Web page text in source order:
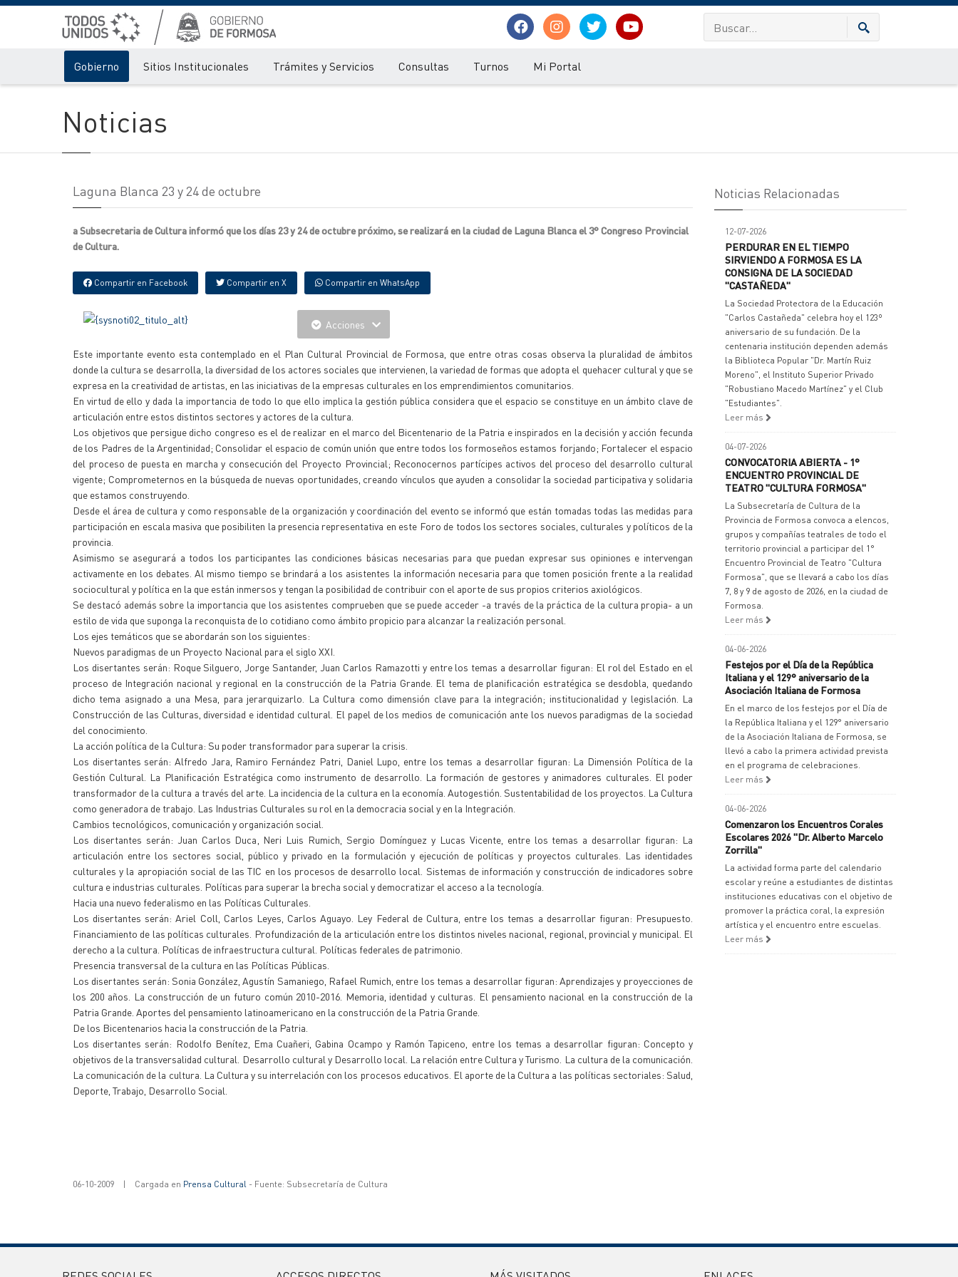
Gobierno Sitios Institucionales Trámites y Servicios Consultas Turnos Mi Portal
Noticias
Laguna Blanca 23 y 24 de octubre
a Subsecretaria de Cultura informó que los días 23 y 24 de octubre próximo, se realizará en la ciudad de Laguna Blanca el 3° Congreso Provincial
de Cultura.
Compartir en Facebook Compartir en X Compartir en WhatsApp
Acciones
Este importante evento esta contemplado en el Plan Cultural Provincial de Formosa, que entre otras cosas observa la pluralidad de ámbitos
donde la cultura se desarrolla, la diversidad de los actores sociales que intervienen, la variedad de formas que adopta el quehacer cultural y que se
expresa en la creatividad de artistas, en las iniciativas de la empresas culturales en los emprendimientos comunitarios.
En virtud de ello y dada la importancia de todo lo que ello implica la gestión pública considera que el espacio se constituye en un ámbito clave de
articulación entre estos distintos sectores y actores de la cultura.
Los objetivos que persigue dicho congreso es el de realizar en el marco del Bicentenario de la Patria e inspirados en la decisión y acción fecunda
de los Padres de la Argentinidad; Consolidar el espacio de común unión que entre todos los formoseños estamos forjando; Fortalecer el espacio
del proceso de puesta en marcha y consecución del Proyecto Provincial; Reconocernos partícipes activos del proceso del desarrollo cultural
vigente; Comprometernos en la búsqueda de nuevas oportunidades, creando vínculos que ayuden a consolidar la sociedad participativa y solidaria
que estamos construyendo.
Desde el área de cultura y como responsable de la organización y coordinación del evento se informó que están tomadas todas las medidas para
participación en escala masiva que posibiliten la presencia representativa en este Foro de todos los sectores sociales, culturales y políticos de la
provincia.
Asimismo se asegurará a todos los participantes las condiciones básicas necesarias para que puedan expresar sus opiniones e intervengan
activamente en los debates. Al mismo tiempo se brindará a los asistentes la información necesaria para que tomen posición frente a la realidad
sociocultural y política en la que están inmersos y tengan la posibilidad de contribuir con el aporte de sus propios criterios axiológicos.
Se destacó además sobre la importancia que los asistentes comprueben que se puede acceder -a través de la práctica de la cultura propia- a un
estilo de vida que suponga la reconquista de lo cotidiano como ámbito propicio para alcanzar la realización personal.
Los ejes temáticos que se abordarán son los siguientes:
Nuevos paradigmas de un Proyecto Nacional para el siglo XXI.
Los disertantes serán: Roque Silguero, Jorge Santander, Juan Carlos Ramazotti y entre los temas a desarrollar figuran: El rol del Estado en el
proceso de Integración nacional y regional en la construcción de la Patria Grande. El tema de planificación estratégica se desdobla, quedando
dicho tema asignado a una Mesa, para jerarquizarlo. La Cultura como dimensión clave para la integración; institucionalidad y legislación. La
Construcción de las Culturas, diversidad e identidad cultural. El papel de los medios de comunicación ante los nuevos paradigmas de la sociedad
del conocimiento.
La acción política de la Cultura: Su poder transformador para superar la crisis.
Los disertantes serán: Alfredo Jara, Ramiro Fernández Patri, Daniel Lupo, entre los temas a desarrollar figuran: La Dimensión Política de la
Gestión Cultural. La Planificación Estratégica como instrumento de desarrollo. La formación de gestores y animadores culturales. El poder
transformador de la cultura a través del arte. La incidencia de la cultura en la economía. Autogestión. Sustentabilidad de los proyectos. La Cultura
como generadora de trabajo. Las Industrias Culturales su rol en la democracia social y en la Integración.
Cambios tecnológicos, comunicación y organización social.
Los disertantes serán: Juan Carlos Duca, Neri Luis Rumich, Sergio Domínguez y Lucas Vicente, entre los temas a desarrollar figuran: La
articulación entre los sectores social, público y privado en la formulación y ejecución de políticas y proyectos culturales. Las identidades
culturales y la apropiación social de las TIC en los procesos de desarrollo local. Sistemas de información y construcción de indicadores sobre
cultura e industrias culturales. Políticas para superar la brecha social y democratizar el acceso a la tecnología.
Hacia una nuevo federalismo en las Políticas Culturales.
Los disertantes serán: Ariel Coll, Carlos Leyes, Carlos Aguayo. Ley Federal de Cultura, entre los temas a desarrollar figuran: Presupuesto.
Financiamiento de las políticas culturales. Profundización de la articulación entre los distintos niveles nacional, regional, provincial y municipal. El
derecho a la cultura. Políticas de infraestructura cultural. Políticas federales de patrimonio.
Presencia transversal de la cultura en las Políticas Públicas.
Los disertantes serán: Sonia González, Agustín Samaniego, Rafael Rumich, entre los temas a desarrollar figuran: Aprendizajes y proyecciones de
los 200 años. La construcción de un futuro común 2010-2016. Memoria, identidad y culturas. El pensamiento nacional en la construcción de la
Patria Grande. Aportes del pensamiento latinoamericano en la construcción de la Patria Grande.
De los Bicentenarios hacia la construcción de la Patria.
Los disertantes serán: Rodolfo Benítez, Ema Cuañeri, Gabina Ocampo y Ramón Tapiceno, entre los temas a desarrollar figuran: Concepto y
objetivos de la transversalidad cultural. Desarrollo cultural y Desarrollo local. La relación entre Cultura y Turismo. La cultura de la comunicación.
La comunicación de la cultura. La Cultura y su interrelación con los procesos educativos. El aporte de la Cultura a las políticas sectoriales: Salud,
Deporte, Trabajo, Desarrollo Social.
06-10-2009 | Cargada en Prensa Cultural - Fuente: Subsecretaría de Cultura
Noticias Relacionadas
12-07-2026
PERDURAR EN EL TIEMPO
SIRVIENDO A FORMOSA ES LA
CONSIGNA DE LA SOCIEDAD
"CASTAÑEDA"
La Sociedad Protectora de la Educación
"Carlos Castañeda" celebra hoy el 123º
aniversario de su fundación. De la
centenaria institución dependen además
la Biblioteca Popular "Dr. Martín Ruiz
Moreno", el Instituto Superior Privado
"Robustiano Macedo Martínez" y el Club
"Estudiantes".
Leer más
04-07-2026
CONVOCATORIA ABIERTA - 1°
ENCUENTRO PROVINCIAL DE
TEATRO "CULTURA FORMOSA"
La Subsecretaría de Cultura de la
Provincia de Formosa convoca a elencos,
grupos y compañías teatrales de todo el
territorio provincial a participar del 1°
Encuentro Provincial de Teatro "Cultura
Formosa", que se llevará a cabo los días
7, 8 y 9 de agosto de 2026, en la ciudad de
Formosa.
Leer más
04-06-2026
Festejos por el Día de la República
Italiana y el 129° aniversario de la
Asociación Italiana de Formosa
En el marco de los festejos por el Día de
la República Italiana y el 129° aniversario
de la Asociación Italiana de Formosa, se
llevó a cabo la primera actividad prevista
en el programa de celebraciones.
Leer más
04-06-2026
Comenzaron los Encuentros Corales
Escolares 2026 "Dr. Alberto Marcelo
Zorrilla"
La actividad forma parte del calendario
escolar y reúne a estudiantes de distintas
instituciones educativas con el objetivo de
promover la práctica coral, la expresión
artística y el encuentro entre escuelas.
Leer más